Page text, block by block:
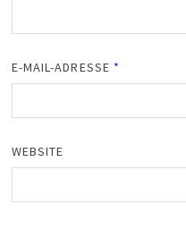
E-MAIL-ADRESSE *
WEBSITE